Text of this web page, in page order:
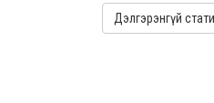
Дэлгэрэнгүй